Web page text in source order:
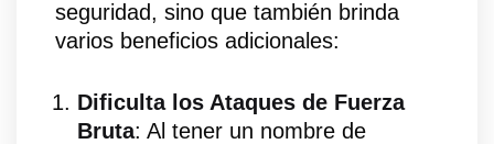
seguridad, sino que también brinda
varios beneficios adicionales:
Dificulta los Ataques de Fuerza
Bruta: Al tener un nombre de